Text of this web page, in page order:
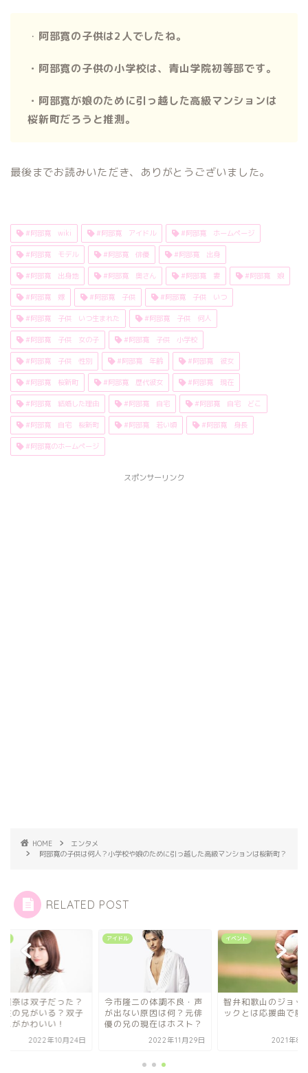
・ 阿部寛の子供は2人でしたね。
・阿部寛の子供の小学校は、青山学院初等部です。
・阿部寛が娘のために引っ越した高級マンションは
桜新町だろうと推測。
最後までお読みいただき、ありがとうございました。
#阿部寛 wiki #阿部寛 アイドル #阿部寛 ホームページ
#阿部寛 モデル #阿部寛 俳優 #阿部寛 出身
#阿部寛 出身地 #阿部寛 奥さん #阿部寛 妻 #阿部寛 娘
#阿部寛 嫁 #阿部寛 子供 #阿部寛 子供 いつ
#阿部寛 子供 いつ生まれた #阿部寛 子供 何人
#阿部寛 子供 女の子 #阿部寛 子供 小学校
#阿部寛 子供 性別 #阿部寛 年齢 #阿部寛 彼女
#阿部寛 桜新町 #阿部寛 歴代彼女 #阿部寛 現在
#阿部寛 結婚した理由 #阿部寛 自宅 #阿部寛 自宅 どこ
#阿部寛 自宅 桜新町 #阿部寛 若い頃 #阿部寛 身長
#阿部寛のホームページ
スポンサーリンク
HOME
エンタメ
阿部寛の子供は何人？小学校や娘のために引っ越した高級マンションは桜新町？
RELATED POST
環奈は双子だった？
性の兄がいる？双子
がかわいい！
2022年10月24日
アイドル
今市隆二の体調不良・声
が出ない原因は何？元俳
優の兄の現在はホスト？
2022年11月29日
イベント
智弁和歌山のジョッ
ックとは応援曲で魔
2021年8